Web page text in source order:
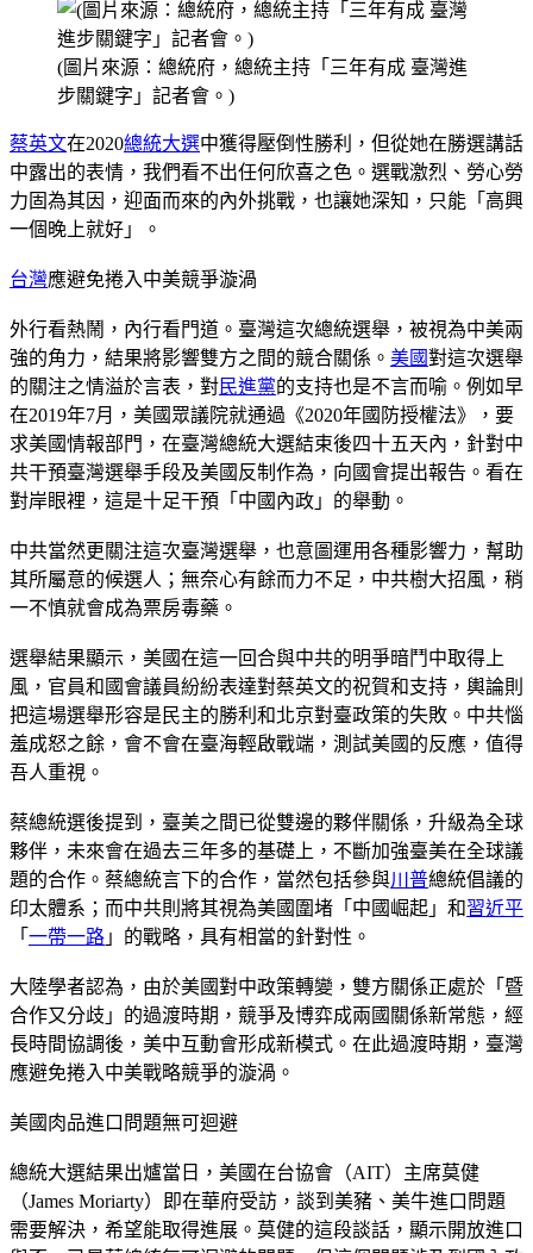
(圖片來源：總統府，總統主持「三年有成 臺灣進
步關鍵字」記者會。)
蔡英文在2020總統大選中獲得壓倒性勝利，但從她在勝選講話
中露出的表情，我們看不出任何欣喜之色。選戰激烈、勞心勞
力固為其因，迎面而來的內外挑戰，也讓她深知，只能「高興
一個晚上就好」。
台灣應避免捲入中美競爭漩渦
外行看熱鬧，內行看門道。臺灣這次總統選舉，被視為中美兩
強的角力，結果將影響雙方之間的競合關係。 美國對這次選舉
的關注之情溢於言表，對民進黨的支持也是不言而喻。例如早
在2019年7月，美國眾議院就通過《2020年國防授權法》，要
求美國情報部門，在臺灣總統大選結束後四十五天內，針對中
共干預臺灣選舉手段及美國反制作為，向國會提出報告。看在
對岸眼裡，這是十足干預「中國內政」的舉動。
中共當然更關注這次臺灣選舉，也意圖運用各種影響力，幫助
其所屬意的候選人；無奈心有餘而力不足，中共樹大招風，稍
一不慎就會成為票房毒藥。
選舉結果顯示，美國在這一回合與中共的明爭暗鬥中取得上
風，官員和國會議員紛紛表達對蔡英文的祝賀和支持，輿論則
把這場選舉形容是民主的勝利和北京對臺政策的失敗。中共惱
羞成怒之餘，會不會在臺海輕啟戰端，測試美國的反應，值得
吾人重視。
蔡總統選後提到，臺美之間已從雙邊的夥伴關係，升級為全球
夥伴，未來會在過去三年多的基礎上，不斷加強臺美在全球議
題的合作。蔡總統言下的合作，當然包括參與川普總統倡議的
印太體系；而中共則將其視為美國圍堵「中國崛起」和習近平
「 一帶一路 」的戰略，具有相當的針對性。
大陸學者認為，由於美國對中政策轉變，雙方關係正處於「暨
合作又分歧」的過渡時期，競爭及博弈成兩國關係新常態，經
長時間協調後，美中互動會形成新模式。在此過渡時期，臺灣
應避免捲入中美戰略競爭的漩渦。
美國肉品進口問題無可迴避
總統大選結果出爐當日，美國在台協會（AIT）主席莫健
（James Moriarty）即在華府受訪，談到美豬、美牛進口問題
需要解決，希望能取得進展。莫健的這段談話，顯示開放進口